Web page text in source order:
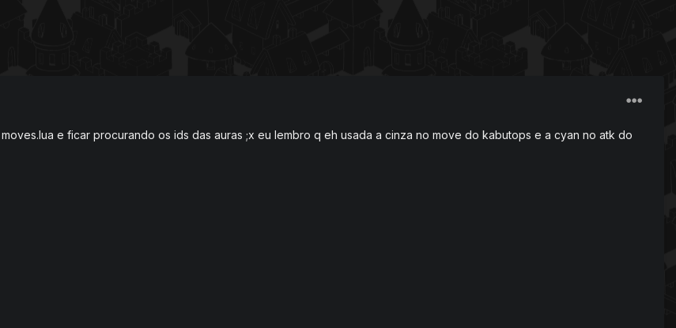
e ficar procurando os ids das auras ;x eu lembro q eh usada a cinza no move do kabutops e a cyan no atk do